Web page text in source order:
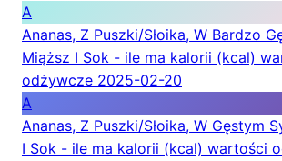
A
Ananas, Z Puszki/Słoika, W Bardzo
Miąższ I Sok - ile ma kalorii (kcal)
odżywcze 2025-02-20
A
Ananas, Z Puszki/Słoika, W Gęstym
I Sok - ile ma kalorii (kcal) wartości